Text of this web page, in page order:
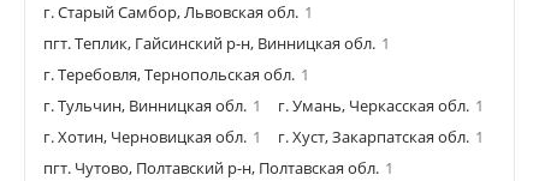
г. Старый Самбор, Львовская обл. 1
пгт. Теплик, Гайсинский р-н, Винницкая обл. 1
г. Теребовля, Тернопольская обл. 1
г. Тульчин, Винницкая обл. 1 г. Умань, Черкасская обл. 1
г. Хотин, Черновицкая обл. 1 г. Хуст, Закарпатская обл. 1
пгт. Чутово, Полтавский р-н, Полтавская обл. 1